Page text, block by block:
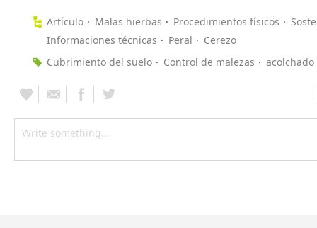
Artículo Malas hierbas Procedimientos físicos
Informaciones técnicas
Peral
Cerezo
Cubrimiento del suelo
Control de malezas acolchado